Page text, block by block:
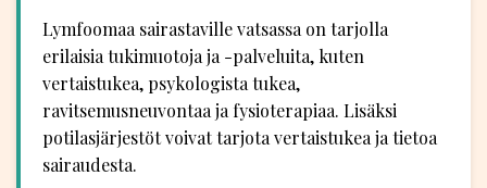
Lymfoomaa sairastaville vatsassa on tarjolla
erilaisia tukimuotoja ja -palveluita, kuten
vertaistukea, psykologista tukea,
ravitsemusneuvontaa ja fysioterapiaa. Lisäksi
potilasjärjestöt voivat tarjota vertaistukea ja tietoa
sairaudesta.